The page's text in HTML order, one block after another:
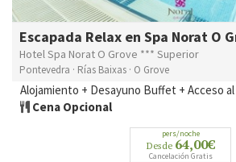
Escapada Relax en Spa Norat O
Hotel Spa Norat O Grove *** Superior
Pontevedra · Rías Baixas · O Grove
Alojamiento + Desayuno Buffet + Acceso
Cena Opcional
pers/noche
Desde 64,00€
Cancelación Gratis